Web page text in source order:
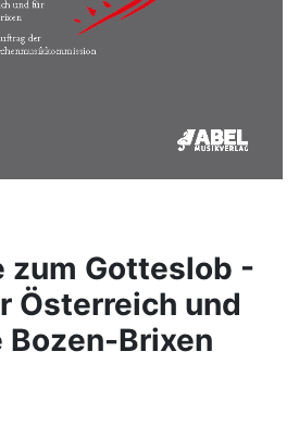
zum Gotteslob -
Österreich und
Bozen-Brixen